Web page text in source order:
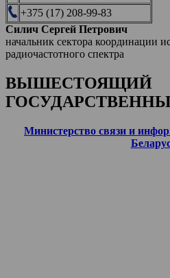
+375 (17) 208-99-83
Силич Сергей Петрович
начальник сектора координации
радиочастотного спектра
ВЫШЕСТОЯЩИЙ
Министерство связи и